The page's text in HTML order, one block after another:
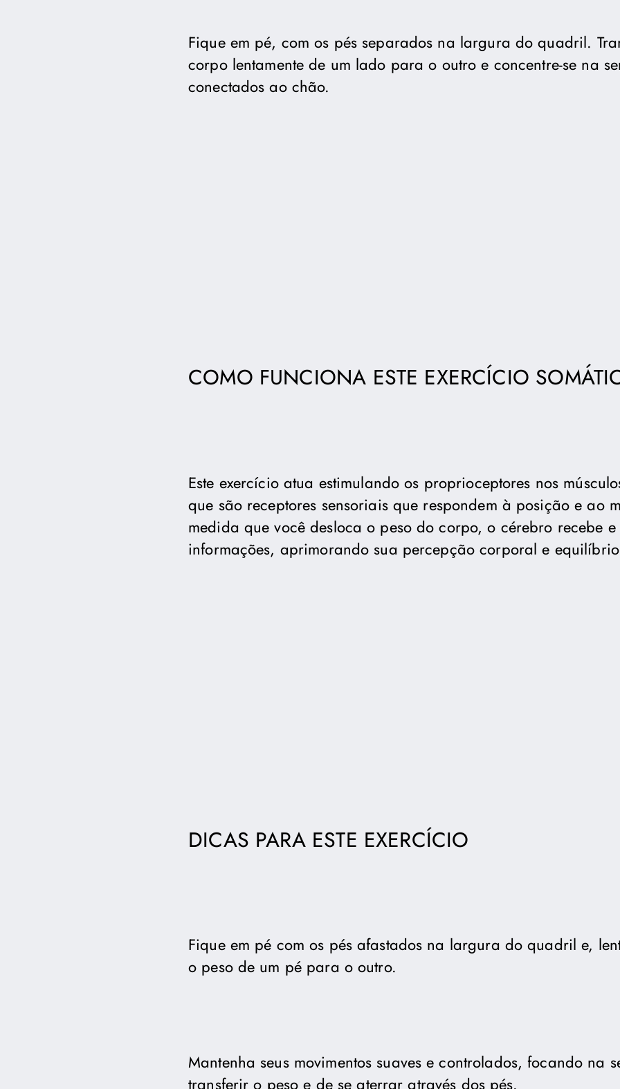
Fique em pé, com os pés separados na largura do quadril.
corpo lentamente de um lado para o outro e concentre-se na
conectados ao chão.
COMO FUNCIONA ESTE EXERCÍCIO
Este exercício atua estimulando os proprioceptores nos
que são receptores sensoriais que respondem à posição e ao
medida que você desloca o peso do corpo, o cérebro recebe e
informações, aprimorando sua percepção corporal e
DICAS PARA ESTE EXERCÍCIO
Fique em pé com os pés afastados na largura do quadril e,
o peso de um pé para o outro.
Mantenha seus movimentos suaves e controlados, focando na
transferir o peso e de se aterrar através dos pés.